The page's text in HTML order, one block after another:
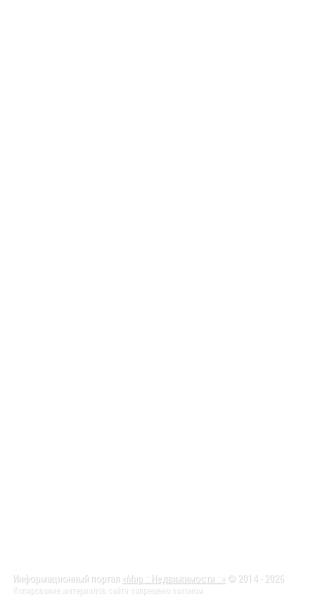
Информационный портал «Мир :: Недвижимости ::» © 2014 - 2026
Копирование материалов сайта запрещено законом.